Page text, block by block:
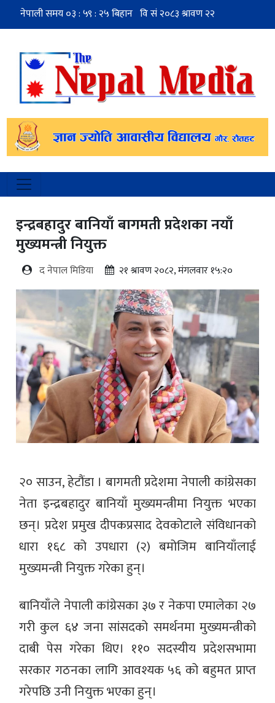
इन्द्रबहादुर बानियाँ बागमती प्रदेशका नयाँ
मुख्यमन्त्री नियुक्त
द नेपाल मिडिया २१ श्रावण २०८२, मंगलवार १५:२०
२० साउन, हेटौंडा । बागमती प्रदेशमा नेपाली कांग्रेसका
नेता इन्द्रबहादुर बानियाँ मुख्यमन्त्रीमा नियुक्त भएका
छन्। प्रदेश प्रमुख दीपकप्रसाद देवकोटाले संविधानको
धारा १६८ को उपधारा (२) बमोजिम बानियाँलाई
मुख्यमन्त्री नियुक्त गरेका हुन्।
बानियाँले नेपाली कांग्रेसका ३७ र नेकपा एमालेका २७
गरी कुल ६४ जना सांसदको समर्थनमा मुख्यमन्त्रीको
दाबी पेस गरेका थिए। ११० सदस्यीय प्रदेशसभामा
सरकार गठनका लागि आवश्यक ५६ को बहुमत प्राप्त
गरेपछि उनी नियुक्त भएका हुन्।